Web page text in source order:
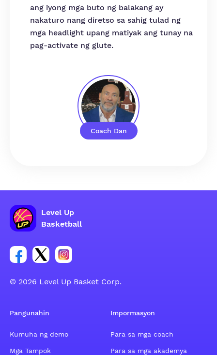
Coach Dan
ang iyong mga buto ng balakang ay
nakaturo nang diretso sa sahig tulad ng
mga headlight upang matiyak ang tunay na
pag-activate ng glute.
Level Up
Basketball
Link para sa social group ng Facebook account
Link para sa social group ng tweeter account
Link para sa social group ng Instagram
© 2026 Level Up Basket Corp.
Pangunahin
Kumuha ng demo
Mga Tampok
Impormasyon
Para sa mga coach
Para sa mga akademya